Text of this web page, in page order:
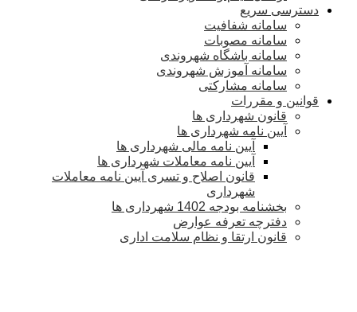
دسترسی سریع
سامانه شفافیت
سامانه مصوبات
سامانه باشگاه شهروندی
سامانه آموزش شهروندی
سامانه مشارکتی
قوانین و مقررات
قانون شهرداری ها
آیین نامه شهرداری ها
آیین نامه مالی شهرداری ها
آیین نامه معاملات شهرداری ها
قانون اصلاح و تسری آیین نامه معاملات
شهرداری
بخشنامه بودجه 1402 شهرداری ها
دفترچه تعرفه عوارض
قانون ارتقا و نظام سلامت اداری